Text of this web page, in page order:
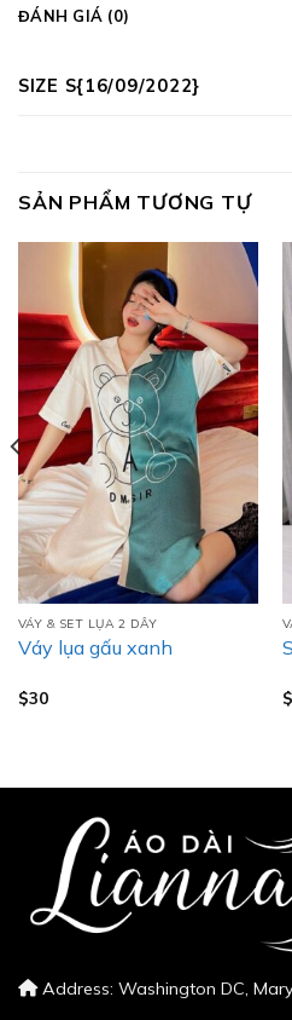
ĐÁNH GIÁ (0)
SIZE S{16/09/2022}
SẢN PHẨM TƯƠNG TỰ
VÁY & SET LỤA 2 DÂY
Váy lụa gấu xanh
$30 $
Address: Washington DC,